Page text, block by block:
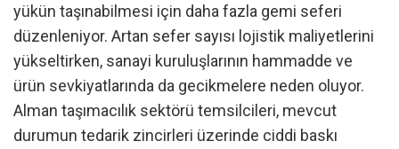
yükün taşınabilmesi için daha fazla gemi seferi
düzenleniyor. Artan sefer sayısı lojistik maliyetlerini
yükseltirken, sanayi kuruluşlarının hammadde ve
ürün sevkiyatlarında da gecikmelere neden oluyor.
Alman taşımacılık sektörü temsilcileri, mevcut
durumun tedarik zincirleri üzerinde ciddi baskı